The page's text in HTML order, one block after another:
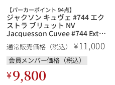
【パーカーポイント 94点】
ジャクソン キュヴェ #744 エク
ストラ ブリュット NV
Jacquesson Cuvee #744 Extra
Brut フランス シャンパン シャ
ンパーニュ
通常販売価格（税込） ¥11,000
会員メンバー価格（税込）
¥9,800